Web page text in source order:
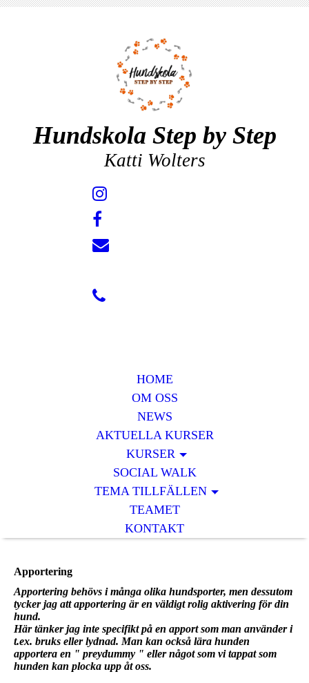
Hundskola Step by Step
Katti Wolters
HOME
OM OSS
NEWS
AKTUELLA KURSER
KURSER
SOCIAL WALK
TEMA TILLFÄLLEN
TEAMET
KONTAKT
Apportering
Apportering behövs i många olika hundsporter, men dessutom
tycker jag att apportering är en väldigt rolig aktivering för din
Här tänker jag inte specifikt på en apport som man använder i
t.ex. bruks eller lydnad. Man kan också lära hunden
apportera en " preydummy " eller något som vi tappat som
hunden kan plocka upp åt oss.